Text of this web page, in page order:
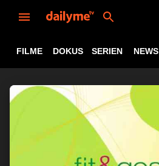
FILME DOKUS SERIEN NEWS